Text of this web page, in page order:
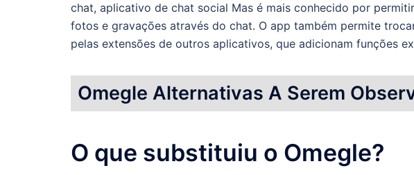
chat, aplicativo de chat social Mas é mais conhecido por
fotos e gravações através do chat. O app também permite
pelas extensões de outros aplicativos, que adicionam funções
Omegle Alternativas A Serem
O que substituiu o Omegle?